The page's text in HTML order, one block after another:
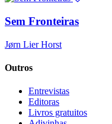
Sem Fronteiras
Jørn Lier Horst
Outros
Entrevistas
Editoras
Livros gratuitos